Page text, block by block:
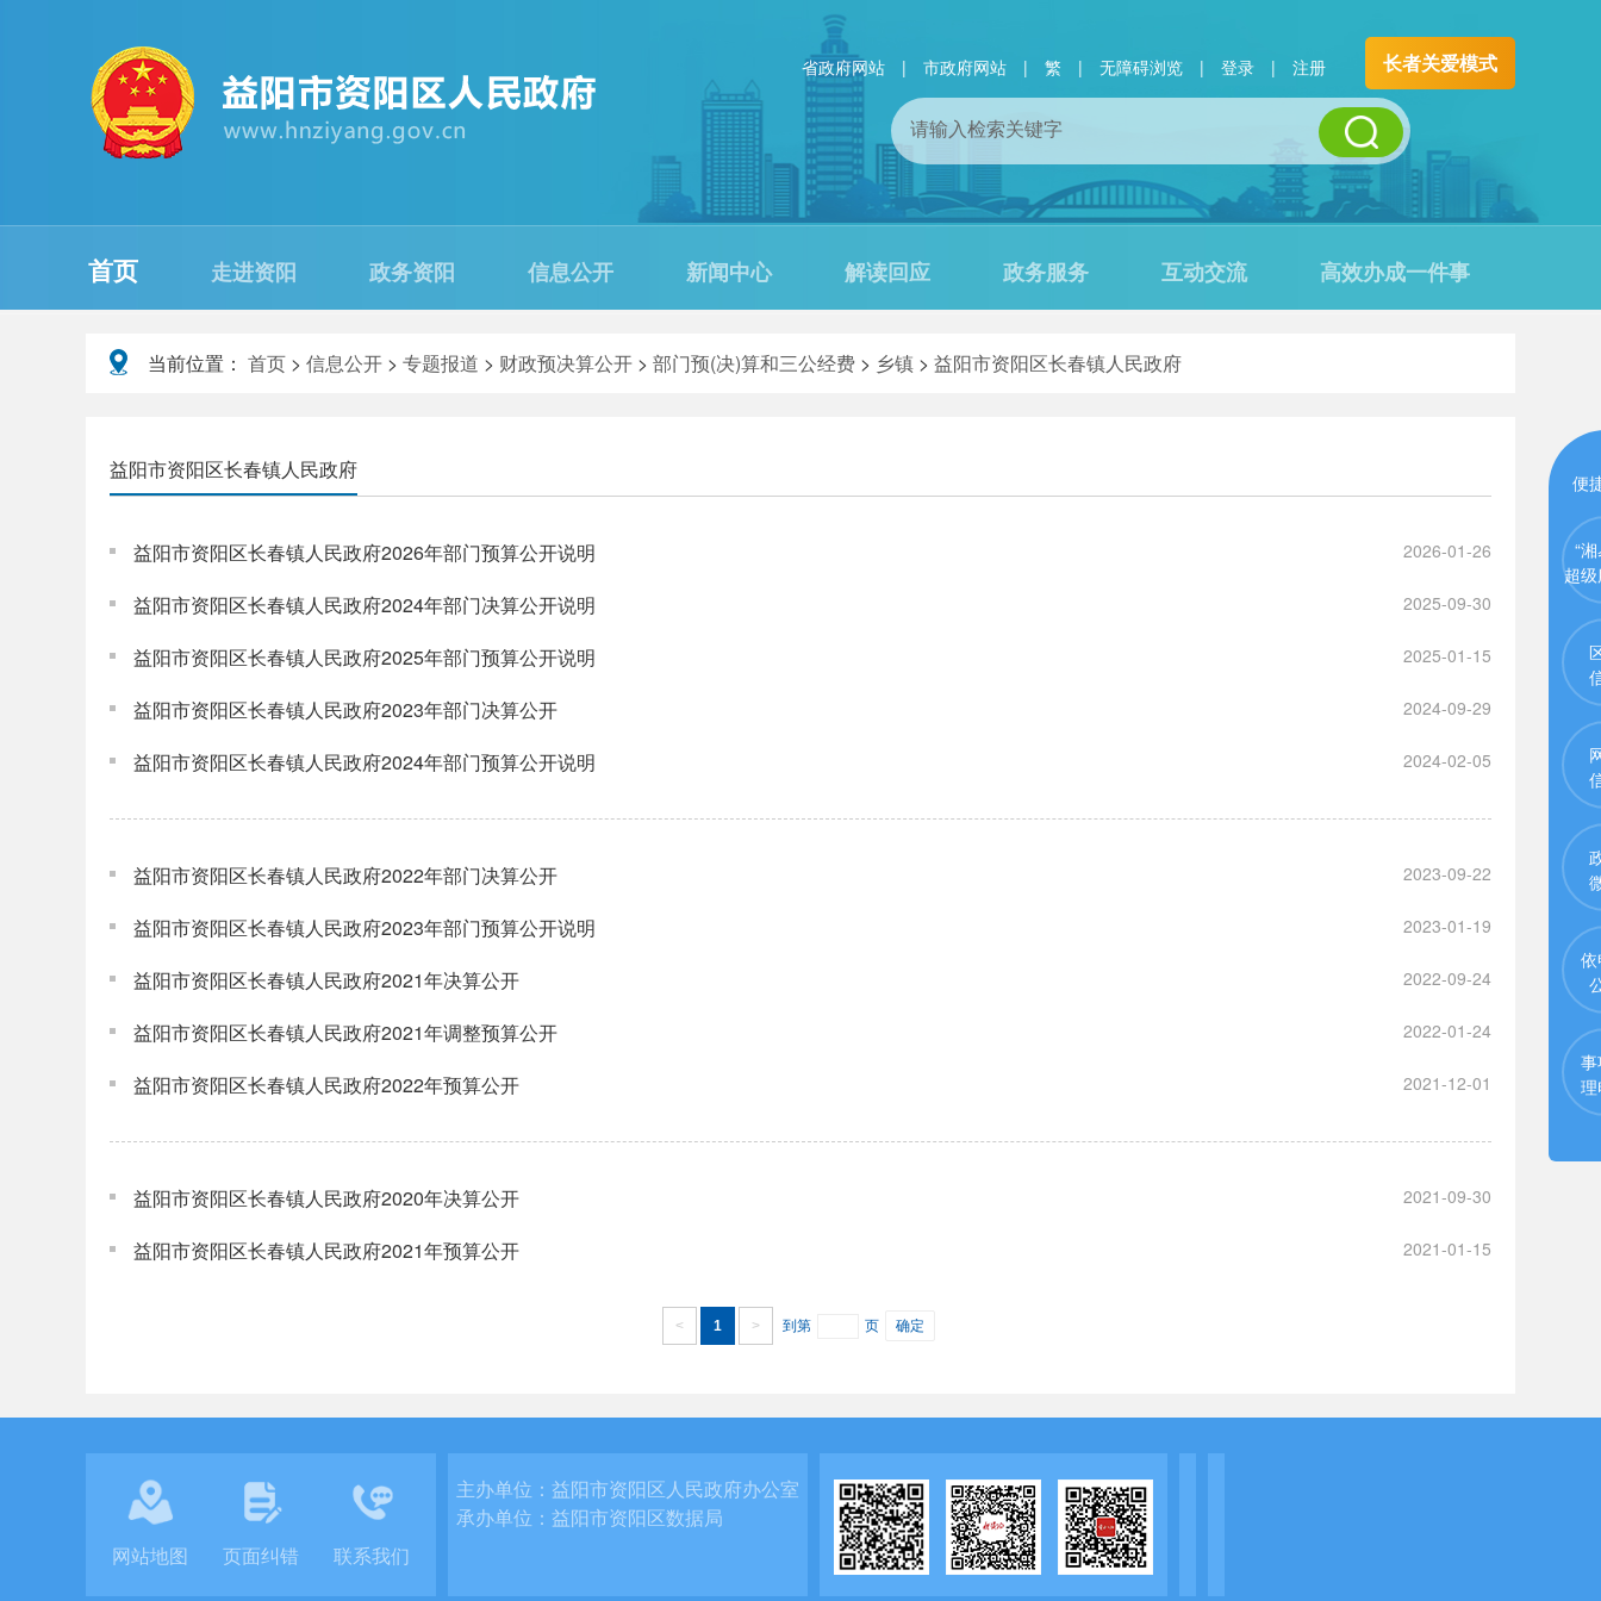
省政府网站 | 市政府网站 | 繁 | 无障碍浏览 | 登录 | 注册 长者关爱模式
首页 走进资阳 政务资阳 信息公开 新闻中心 解读回应 政务服务 互动交流 高效办成一件事
当前位置： 首页 > 信息公开 > 专题报道 > 财政预决算公开 > 部门预(决)算和三公经费 > 乡镇 > 益阳市资阳区长春镇人民政府
益阳市资阳区长春镇人民政府
2026-01-26
益阳市资阳区长春镇人民政府2026年部门预算公开说明
2025-09-30
益阳市资阳区长春镇人民政府2024年部门决算公开说明
2025-01-15
益阳市资阳区长春镇人民政府2025年部门预算公开说明
2024-09-29
益阳市资阳区长春镇人民政府2023年部门决算公开
2024-02-05
益阳市资阳区长春镇人民政府2024年部门预算公开说明
2023-09-22
益阳市资阳区长春镇人民政府2022年部门决算公开
2023-01-19
益阳市资阳区长春镇人民政府2023年部门预算公开说明
2022-09-24
益阳市资阳区长春镇人民政府2021年决算公开
2022-01-24
益阳市资阳区长春镇人民政府2021年调整预算公开
2021-12-01
益阳市资阳区长春镇人民政府2022年预算公开
2021-09-30
益阳市资阳区长春镇人民政府2020年决算公开
2021-01-15
益阳市资阳区长春镇人民政府2021年预算公开
< 1 > 到第 页 确定
便
“
超
网站地图 页面纠错 联系我们
主办单位：益阳市资阳区人民政府办公室
承办单位：益阳市资阳区数据局